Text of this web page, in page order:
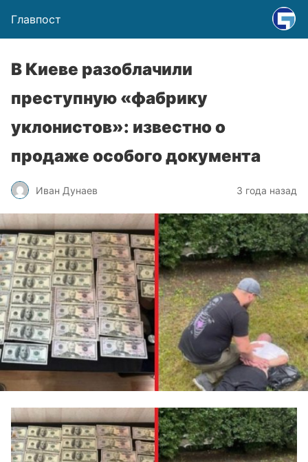
Главпост
В Киеве разоблачили
преступную «фабрику
уклонистов»: известно о
продаже особого документа
Иван Дунаев 3 года назад